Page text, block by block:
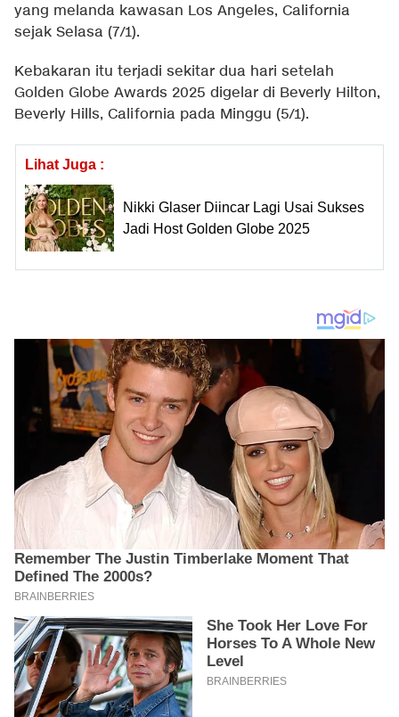
yang melanda kawasan Los Angeles, California
sejak Selasa (7/1).
Kebakaran itu terjadi sekitar dua hari setelah
Golden Globe Awards 2025 digelar di Beverly Hilton,
Beverly Hills, California pada Minggu (5/1).
Lihat Juga :
Nikki Glaser Diincar Lagi Usai Sukses
Jadi Host Golden Globe 2025